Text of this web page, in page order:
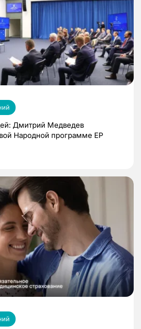
Дмитрий Медведев
Народной программе ЕР